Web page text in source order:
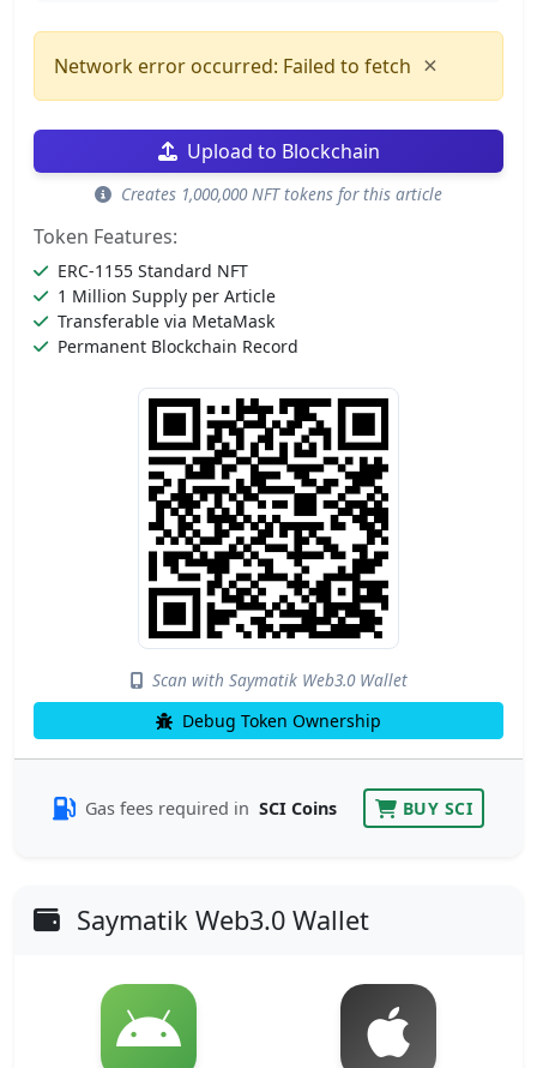
Network error occurred: Failed to fetch ×
Upload to Blockchain
Creates 1,000,000 NFT tokens for this article
Token Features:
ERC-1155 Standard NFT
1 Million Supply per Article
Transferable via MetaMask
Permanent Blockchain Record
Scan with Saymatik Web3.0 Wallet
Debug Token Ownership
Gas fees required in SCI Coins BUY SCI
Saymatik Web3.0 Wallet